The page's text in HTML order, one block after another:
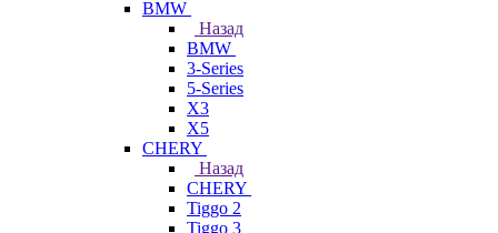
BMW
Назад
BMW
3-Series
5-Series
X3
X5
CHERY
Назад
CHERY
Tiggo 2
Tiggo 3